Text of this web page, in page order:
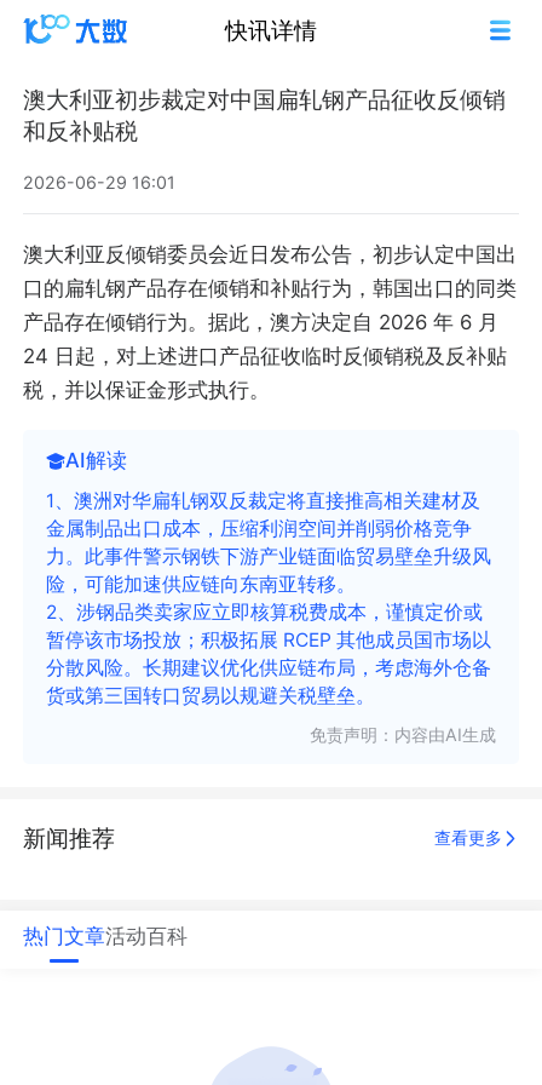
快讯详情
澳大利亚初步裁定对中国扁轧钢产品征收反倾销
和反补贴税
2026-06-29 16:01
澳大利亚反倾销委员会近日发布公告，初步认定中国出
口的扁轧钢产品存在倾销和补贴行为，韩国出口的同类
产品存在倾销行为。据此，澳方决定自 2026 年 6 月
24 日起，对上述进口产品征收临时反倾销税及反补贴
税，并以保证金形式执行。
AI解读
1、澳洲对华扁轧钢双反裁定将直接推高相关建材及
金属制品出口成本，压缩利润空间并削弱价格竞争
力。此事件警示钢铁下游产业链面临贸易壁垒升级风
险，可能加速供应链向东南亚转移。
2、涉钢品类卖家应立即核算税费成本，谨慎定价或
暂停该市场投放；积极拓展 RCEP 其他成员国市场以
分散风险。长期建议优化供应链布局，考虑海外仓备
货或第三国转口贸易以规避关税壁垒。
免责声明：内容由AI生成
新闻推荐 查看更多
热门文章活动百科